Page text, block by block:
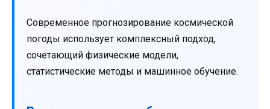
Современное прогнозирование космической
погоды использует комплексный подход,
сочетающий физические модели,
статистические методы и машинное обучение.